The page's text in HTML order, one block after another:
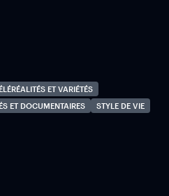
ET VARIÉTÉS
ET DOCUMENTAIRES
STYLE DE VIE